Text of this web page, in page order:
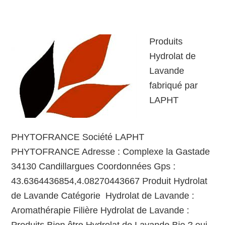
Produits
Hydrolat de
Lavande
fabriqué par
LAPHT
PHYTOFRANCE Société LAPHT
PHYTOFRANCE Adresse : Complexe la Gastade
34130 Candillargues Coordonnées Gps :
43.6364436854,4.08270443667 Produit Hydrolat
de Lavande Catégorie Hydrolat de Lavande :
Aromathérapie Filière Hydrolat de Lavande :